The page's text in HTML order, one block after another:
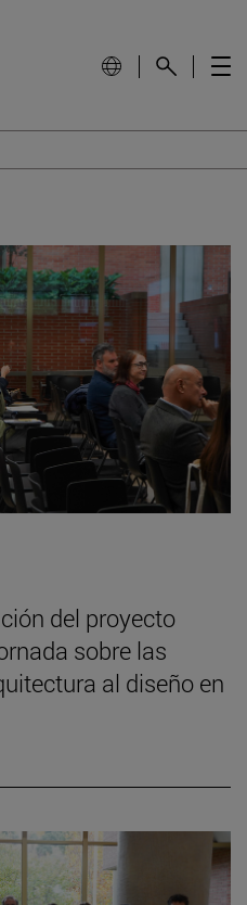
del proyecto
sobre las
al diseño en